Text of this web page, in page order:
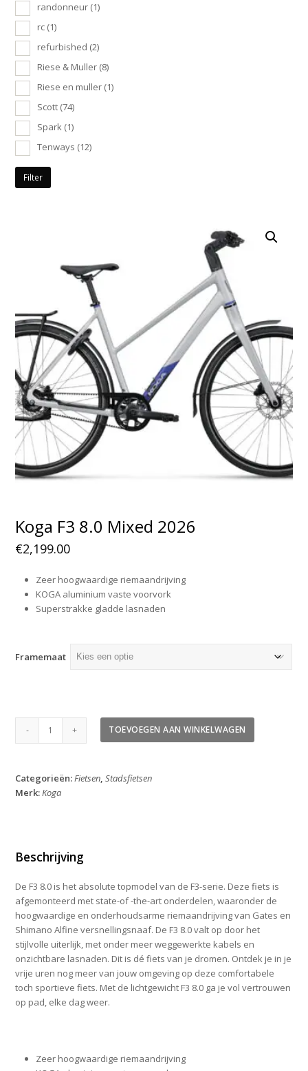
randonneur (1)
rc (1)
refurbished (2)
Riese & Muller (8)
Riese en muller (1)
Scott (74)
Spark (1)
Tenways (12)
Filter
Koga F3 8.0 Mixed 2026
€2,199.00
Zeer hoogwaardige riemaandrijving
KOGA aluminium vaste voorvork
Superstrakke gladde lasnaden
Framemaat
Koga
2026
aantal
TOEVOEGEN AAN WINKELWAGEN
Categorieën:Fietsen,Stadsfietsen
Merk:Koga
Beschrijving
De F3 8.0 is het absolute topmodel van de F3-serie. Deze fiets is
afgemonteerd met state-of -the-art onderdelen, waaronder de
hoogwaardige en onderhoudsarme riemaandrijving van Gates en
Shimano Alfine versnellingsnaaf. De F3 8.0 valt op door het
stijlvolle uiterlijk, met onder meer weggewerkte kabels en
onzichtbare lasnaden. Dit is dé fiets van je dromen. Ontdek je in je
vrije uren nog meer van jouw omgeving op deze comfortabele
toch sportieve fiets. Met de lichtgewicht F3 8.0 ga je vol vertrouwen
op pad, elke dag weer.
Zeer hoogwaardige riemaandrijving